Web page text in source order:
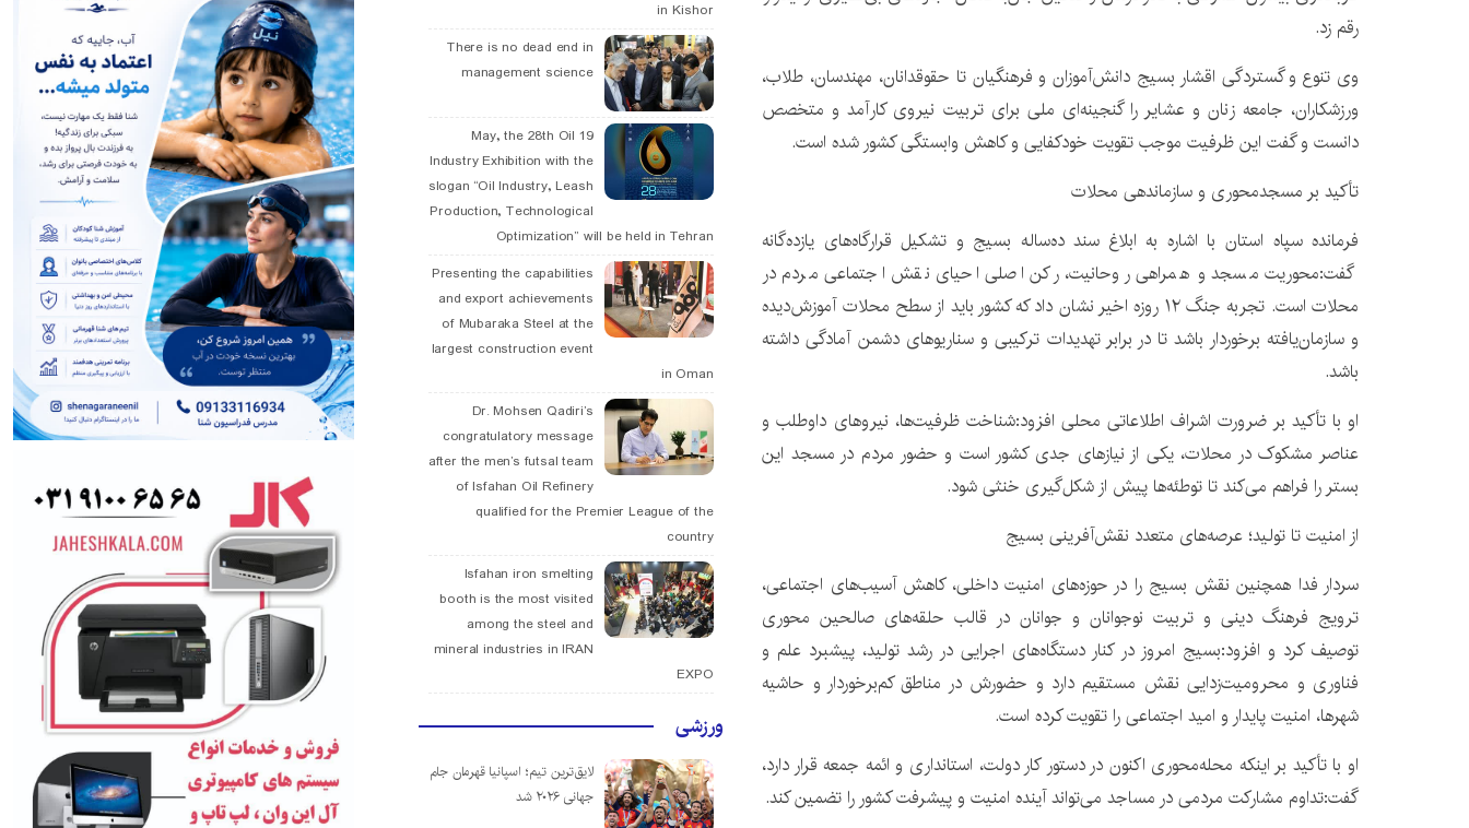
رقم زد.
وی تنوع و گستردگی اقشار بسیج دانش‌آموزان و فرهنگیان تا حقوقدانان، مهندسان، طلاب،
ورزشکاران، جامعه زنان و عشایر را گنجینه‌ای ملی برای تربیت نیروی کارآمد و متخصص
دانست و گفت این ظرفیت موجب تقویت خودکفایی و کاهش وابستگی کشور شده است.
تأکید بر مسجدمحوری و سازماندهی محلات
فرمانده سپاه استان با اشاره به ابلاغ سند ده‌ساله بسیج و تشکیل قرارگاه‌های یازده‌گانه
گفت:محوریت مسجد و همراهی روحانیت، رکن اصلی احیای نقش اجتماعی مردم در
محلات است. تجربه جنگ ۱۲ روزه اخیر نشان داد که کشور باید از سطح محلات آموزش‌دیده
و سازمان‌یافته برخوردار باشد تا در برابر تهدیدات ترکیبی و سناریوهای دشمن آمادگی داشته
باشد.
او با تأکید بر ضرورت اشراف اطلاعاتی محلی افزود:شناخت ظرفیت‌ها، نیروهای داوطلب و
عناصر مشکوک در محلات، یکی از نیازهای جدی کشور است و حضور مردم در مسجد این
بستر را فراهم می‌کند تا توطئه‌ها پیش از شکل‌گیری خنثی شود.
از امنیت تا تولید؛ عرصه‌های متعدد نقش‌آفرینی بسیج
سردار فدا همچنین نقش بسیج را در حوزه‌های امنیت داخلی، کاهش آسیب‌های اجتماعی،
ترویج فرهنگ دینی و تربیت نوجوانان و جوانان در قالب حلقه‌های صالحین محوری
توصیف کرد و افزود:بسیج امروز در کنار دستگاه‌های اجرایی در رشد تولید، پیشبرد علم و
فناوری و محرومیت‌زدایی نقش مستقیم دارد و حضورش در مناطق کم‌برخوردار و حاشیه
شهرها، امنیت پایدار و امید اجتماعی را تقویت کرده است.
او با تأکید بر اینکه محله‌محوری اکنون در دستور کار دولت، استانداری و ائمه جمعه قرار دارد،
گفت:تداوم مشارکت مردمی در مساجد می‌تواند آینده امنیت و پیشرفت کشور را تضمین کند.
in Kishor
There is no dead end in
management science
19 May, the 28th Oil
Industry Exhibition with the
slogan “Oil Industry, Leash
Production, Technological
Optimization” will be held in Tehran
Presenting the capabilities
and export achievements
of Mubaraka Steel at the
largest construction event
in Oman
Dr. Mohsen Qadiri’s
congratulatory message
after the men’s futsal team
of Isfahan Oil Refinery
qualified for the Premier League of the
country
Isfahan iron smelting
booth is the most visited
among the steel and
mineral industries in IRAN
EXPO
ورزشی
لایق‌ترین تیم؛ اسپانیا قهرمان جام
جهانی ۲۰۲۶ شد